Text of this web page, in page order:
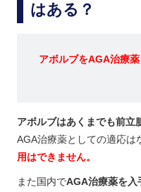
はある？
アボルブをAGA治療
アボルブはあくまでも前立
AGA治療薬としての適応は
用はできません。
また国内でAGA治療薬を入